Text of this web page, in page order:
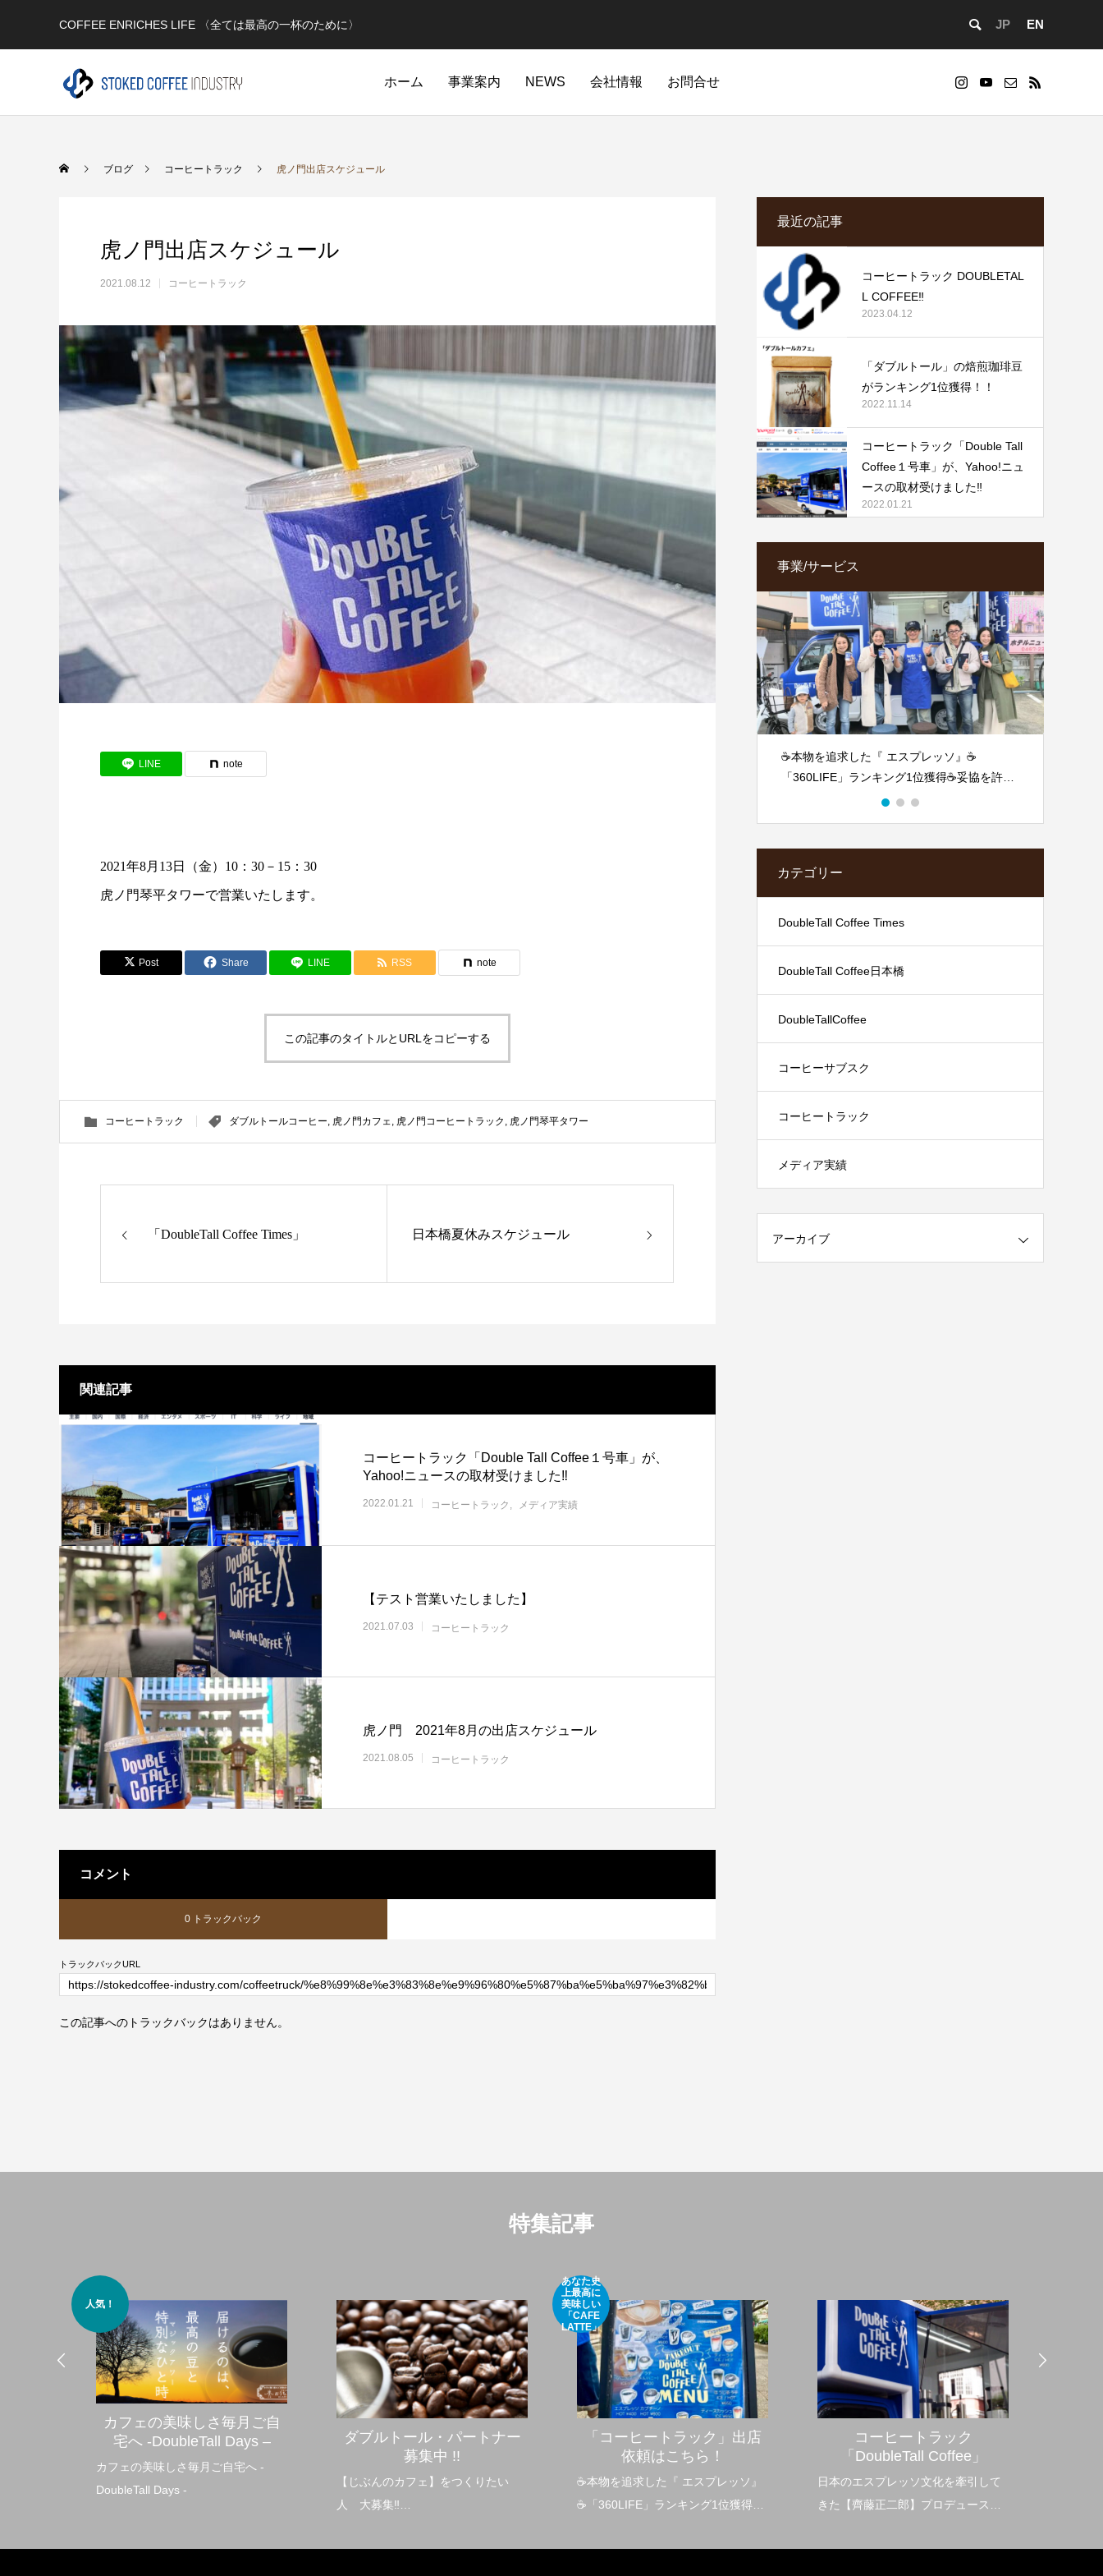
COFFEE ENRICHES LIFE 〈全ては最高の一杯のために〉 JP EN
ホーム 事業案内 NEWS 会社情報 お問合せ
一般向け
生活スタイルに合わせて 最高の１杯を楽しむ‼️ ★店舗★ご自宅へ配送★あなたの街へ出店 「最高の１杯を淹れる」カフェ経営を始めるサポートを提供しています。
73
/home/xs979333/stokedcoffee-industry.com/public_html/wp-content/themes/anthem_tcd083/functions/menu.php
84
ブログ コーヒートラック 虎ノ門出店スケジュール
虎ノ門出店スケジュール
2021.08.12 コーヒートラック
LINE note
2021年8月13日（金）10：30－15：30
虎ノ門琴平タワーで営業いたします。
Post Share LINE RSS note
この記事のタイトルとURLをコピーする
コーヒートラック ダブルトールコーヒー, 虎ノ門カフェ, 虎ノ門コーヒートラック , 虎ノ門琴平タワー
「DoubleTall Coffee Times」 日本橋夏休みスケジュール
関連記事
コーヒートラック「Double Tall Coffee１号車」が、
Yahoo!ニュースの取材受けました‼️
2022.01.21 コーヒートラック メディア実績
【テスト営業いたしました】
2021.07.03 コーヒートラック
虎ノ門 2021年8月の出店スケジュール
2021.08.05 コーヒートラック
コメント
0 トラックバック
トラックバックURL
この記事へのトラックバックはありません。
最近の記事
コーヒートラック DOUBLETAL
L COFFEE‼️
2023.04.12
「ダブルトール」の焙煎珈琲豆
がランキング1位獲得！！
2022.11.14
コーヒートラック「Double Tall
Coffee１号車」が、Yahoo!ニュ
ースの取材受けました‼️
2022.01.21
事業/サービス
☕️本物を追求した『 エスプレッソ』☕️
「360LIFE」ランキング1位獲得☕️妥協を許さ
ない自家焙煎☕️当店がお作りするのは「あな
カテゴリー
DoubleTall Coffee Times
DoubleTall Coffee日本橋
DoubleTallCoffee
コーヒーサブスク
コーヒートラック
メディア実績
アーカイブ
特集記事
人気！
カフェの美味しさ毎月ご自
宅へ -DoubleTall Days –
カフェの美味しさ毎月ご自宅へ -
DoubleTall Days -
ダブルトール・パートナー
募集中 !!
【じぶんのカフェ】をつくりたい
人 大募集‼️
にサーブ出来るダブルトール
あなた史
上最高に
美味しい
「CAFE
LATTE」
「コーヒートラック」出店
依頼はこちら！
☕️本物を追求した『 エスプレッソ』
☕️「360LIFE」ランキング1位獲得☕️
作りするのは「あなた史上最高に美
コーヒートラック
「DoubleTall Coffee」
日本のエスプレッソ文化を牽引して
きた【齊藤正二郎】プロデュースの